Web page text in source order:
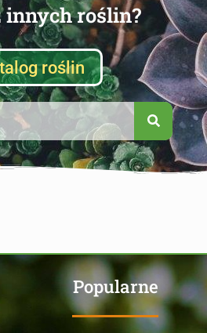
innych roślin?
roślin
Popularne